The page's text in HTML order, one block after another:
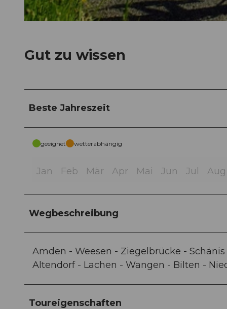
Gut zu wissen
Beste Jahreszeit
geeignet wetterabhängig
Jan Feb Mär Apr Mai Jun Jul Aug
Wegbeschreibung
Amden - Weesen - Ziegelbrücke -
Altendorf - Lachen - Wangen - Bilten -
Toureigenschaften